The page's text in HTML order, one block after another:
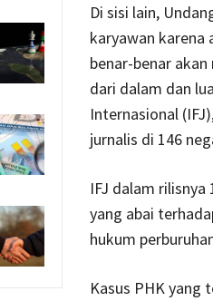
Di sisi lain,
karyawan karena
benar-benar
dari dalam dan
Internasional
jurnalis di 146
IFJ dalam
yang abai
hukum
Kasus PHK yang